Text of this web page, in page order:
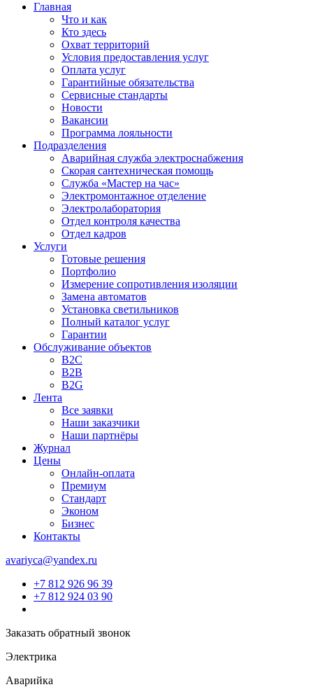
Главная
Что и как
Кто здесь
Охват территорий
Условия предоставления услуг
Оплата услуг
Гарантийные обязательства
Сервисные стандарты
Новости
Вакансии
Программа лояльности
Подразделения
Аварийная служба электроснабжения
Скорая сантехническая помощь
Служба «Мастер на час»
Электромонтажное отделение
Электролаборатория
Отдел контроля качества
Отдел кадров
Услуги
Готовые решения
Портфолио
Измерение сопротивления изоляции
Замена автоматов
Установка светильников
Полный каталог услуг
Гарантии
Обслуживание объектов
B2C
B2B
B2G
Лента
Все заявки
Наши заказчики
Наши партнёры
Журнал
Цены
Онлайн-оплата
Премиум
Стандарт
Эконом
Бизнес
Контакты
avariyca@yandex.ru
+7 812 926 96 39
+7 812 924 03 90
Заказать обратный звонок
Электрика
Аварийка